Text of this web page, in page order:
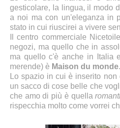
gesticolare, la lingua, il modo
a noi ma con un'eleganza in
stato in cui riuscirei a vivere
Il centro commerciale
negozi, ma quello che in
ma quello c'è anche in Italia
merende) è Maison du monde.
Lo spazio in cui è inserito
un sacco di cose belle che
che amo di più è quella
rispecchia molto come vorrei